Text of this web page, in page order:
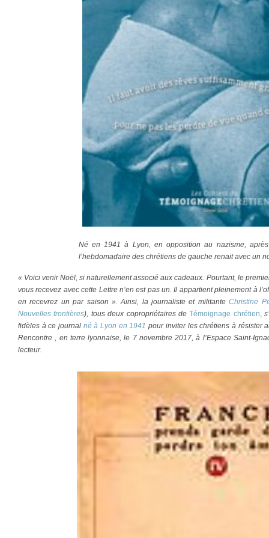
Né en 1941 à Lyon, en opposition au nazisme,
l’hebdomadaire des chrétiens de gauche renait avec un
« Voici venir Noël, si naturellement associé aux cadeaux. Pourtant, le
vous recevez avec cette Lettre n’en est pas un. Il appartient pleinement à
en recevrez un par saison ». Ainsi, la journaliste et militanteChristine
Nouvelles frontières), tous deux copropriétaires deTémoignage chrétien
fidèles à ce journal né à Lyon en 1941 pour inviter les chrétiens à résister
Rencontre , en terre lyonnaise, le 7 novembre 2017, à l’Espace Saint-
lecteur.